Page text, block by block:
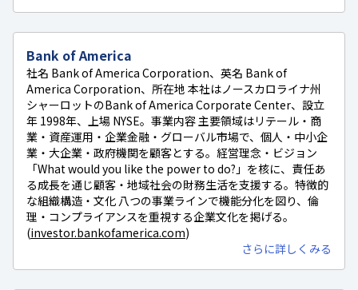
Bank of America
社名 Bank of America Corporation、英名 Bank of
America Corporation、所在地 本社はノースカロライナ州
シャーロットのBank of America Corporate Center、設立
年 1998年、上場 NYSE。事業内容 主要領域はリテール・商
業・資産運用・企業金融・グローバル市場で、個人・中小企
業・大企業・政府機関を顧客とする。経営理念・ビジョン
「What would you like the power to do?」を核に、責任あ
る成長を通じ顧客・地域社会の財務生活を支援する。特徴的
な組織構造・文化 八つの事業ラインで機能分化を図り、倫
理・コンプライアンスを重視する企業文化を掲げる。
(investor.bankofamerica.com)
さらに詳しくみる